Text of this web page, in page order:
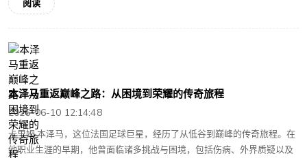
阅读
本泽马重返巅峰之路：从困境到荣耀的传奇旅程
2026-06-10 12:14:48
卡里姆·本泽马，这位法国足球巨星，经历了从低谷到巅峰的传奇旅程。在
他职业生涯的早期，他曾面临诸多挑战与困境，包括伤病、外界质疑以及